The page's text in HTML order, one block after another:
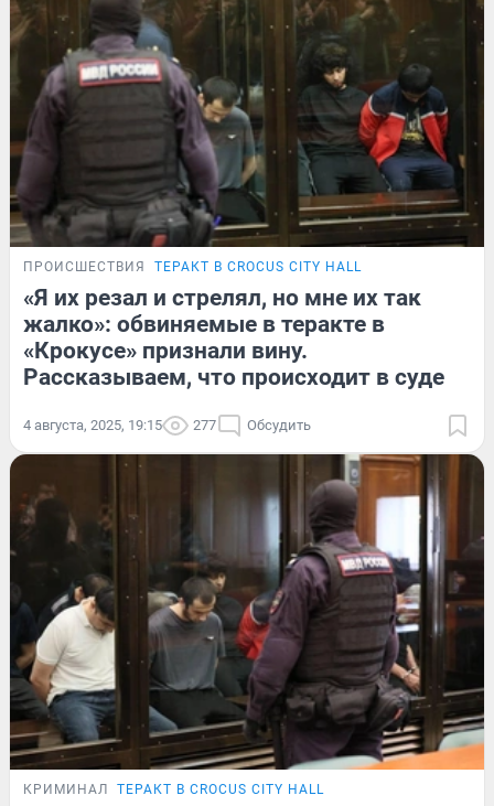
ПРОИСШЕСТВИЯ ТЕРАКТ В CROCUS CITY HALL
«Я их резал и стрелял, но мне их так
жалко»: обвиняемые в теракте в
«Крокусе» признали вину.
Рассказываем, что происходит в суде
4 августа, 2025, 19:15 277 Обсудить
КРИМИНАЛ ТЕРАКТ В CROCUS CITY HALL